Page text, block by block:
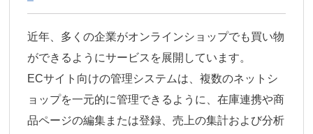
近年、多くの企業がオンラインショップでも買い物
ができるようにサービスを展開しています。
ECサイト向けの管理システムは、複数のネットシ
ョップを一元的に管理できるように、在庫連携や商
品ページの編集または登録、売上の集計および分析